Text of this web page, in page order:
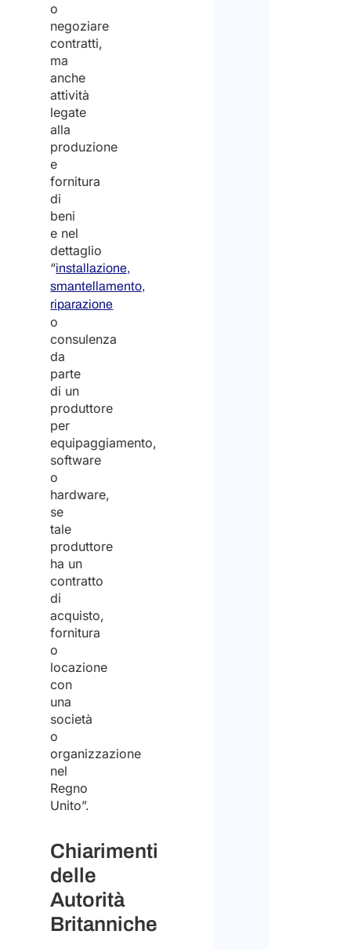
o
negoziare
contratti,
ma
anche
attività
legate
alla
produzione
e
fornitura
di
beni
e nel
dettaglio
“installazione,
smantellamento,
riparazione
o
consulenza
da
parte
di un
produttore
per
equipaggiamento,
software
o
hardware,
se
tale
produttore
ha un
contratto
di
acquisto,
fornitura
o
locazione
con
una
società
o
organizzazione
nel
Regno
Unito”.
Chiarimenti
delle
Autorità
Britanniche